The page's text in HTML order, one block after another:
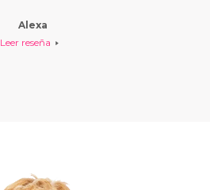
Alexa
Leer reseña